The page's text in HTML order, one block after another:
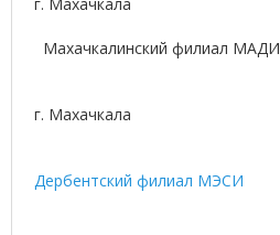
Махачкалинский филиал МАДИ
г. Махачкала
Дербентский филиал МЭСИ